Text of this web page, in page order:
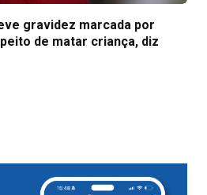
gravidez marcada por
de matar criança, diz